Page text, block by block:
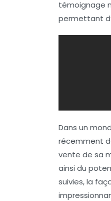
témoignage
permettant
Dans un
récemment
vente de sa
ainsi du
suivies, la